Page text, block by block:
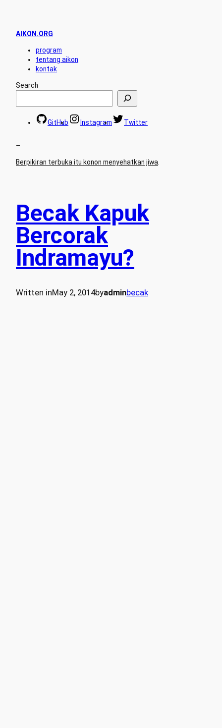
AIKON.ORG
program
tentang aikon
kontak
Search
GitHub Instagram Twitter
–
Berpikiran terbuka itu konon menyehatkan jiwa
Becak Kapuk
Bercorak
Indramayu?
Written inMay 2, 2014byadminbecak